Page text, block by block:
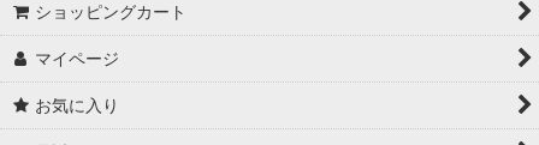
ショッピングカート
マイページ
お気に入り